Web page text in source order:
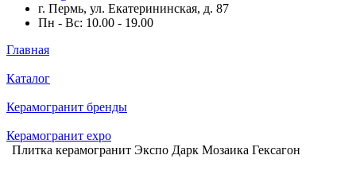
г. Пермь, ул. Екатерининская, д. 87
Пн - Вс: 10.00 - 19.00
Главная
Каталог
Керамогранит бренды
Керамогранит expo
Плитка керамогранит Экспо Дарк Мозаика Гексагон